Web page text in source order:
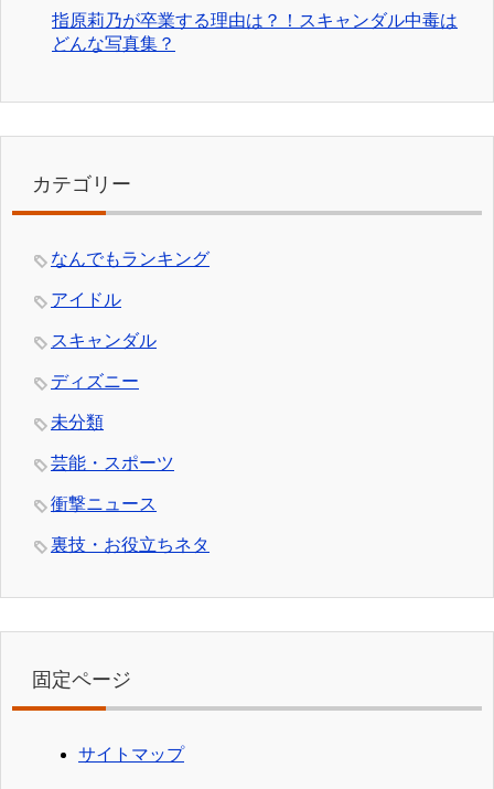
指原莉乃が卒業する理由は？！スキャンダル中毒は
どんな写真集？
カテゴリー
なんでもランキング
アイドル
スキャンダル
ディズニー
未分類
芸能・スポーツ
衝撃ニュース
裏技・お役立ちネタ
固定ページ
サイトマップ